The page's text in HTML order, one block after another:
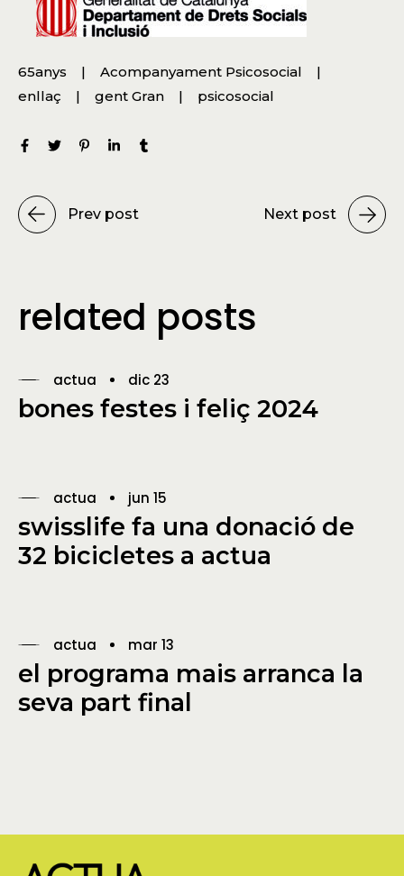
65anys
Acompanyament Psicosocial
enllaç
gent Gran psicosocial
Prev post Next post
related posts
actua dic 23
bones festes i feliç 2024
actua jun 15
swisslife fa una donació de
32 bicicletes a actua
actua mar 13
el programa mais arranca la
seva part final